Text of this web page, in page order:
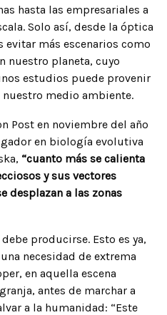
hasta las empresariales a
Solo así, desde la óptica
más escenarios como
nuestro planeta, cuyo
estudios puede provenir
medio ambiente.
Post en noviembre del año
en biología evolutiva
“cuanto más se calienta
y sus vectores
desplazan a las zonas
producirse. Esto es ya,
necesidad de extrema
en aquella escena
antes de marchar a
a la humanidad: “Este